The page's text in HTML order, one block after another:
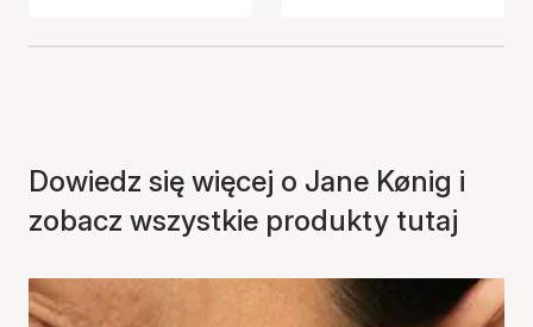
Dowiedz się więcej o Jane Kønig i
zobacz wszystkie produkty tutaj